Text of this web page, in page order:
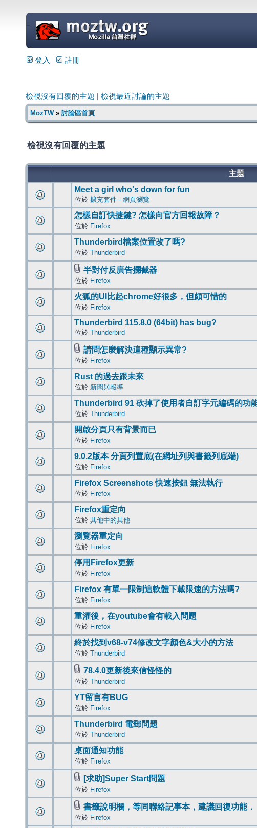
=
登入 註冊
檢視沒有回覆的主題 檢視最近討論的主題
MozTW» 討論區首頁
檢視沒有回覆的主題
主題
Meet a girl who's down for fun
位於 擴充套件 - 網頁瀏覽
怎樣自訂快捷鍵? 怎樣向官方回報故障？
位於 Firefox
Thunderbird檔案位置改了嗎?
位於 Thunderbird
半對付反廣告攔截器
位於 Firefox
火狐的UI比起chrome好很多，但頗可惜的
位於 Firefox
Thunderbird 115.8.0 (64bit) has bug?
位於 Thunderbird
請問怎麼解決這種顯示異常?
位於 Firefox
Rust 的過去跟未來
位於 新聞與報導
Thunderbird 91 砍掉了使用者自訂字元編碼的功
位於 Thunderbird
開啟分頁只有背景而已
位於 Firefox
9.0.2版本 分頁列置底(在網址列與書籤列底端)
位於 Firefox
Firefox Screenshots 快速按鈕 無法執行
位於 Firefox
Firefox重定向
位於 其他中的其他
瀏覽器重定向
位於 Firefox
停用Firefox更新
位於 Firefox
Firefox 有單一限制這軟體下載限速的方法嗎?
位於 Firefox
重灌後，在youtube會有載入問題
位於 Firefox
終於找到v68-v74修改文字顏色&大小的方法
位於 Thunderbird
78.4.0更新後來信怪怪的
位於 Thunderbird
YT留言有BUG
位於 Firefox
Thunderbird 電郵問題
位於 Thunderbird
桌面通知功能
位於 Firefox
[求助]Super Start問題
位於 Firefox
書籤說明欄，等同聯絡記事本，建議回復功能．
位於 Firefox